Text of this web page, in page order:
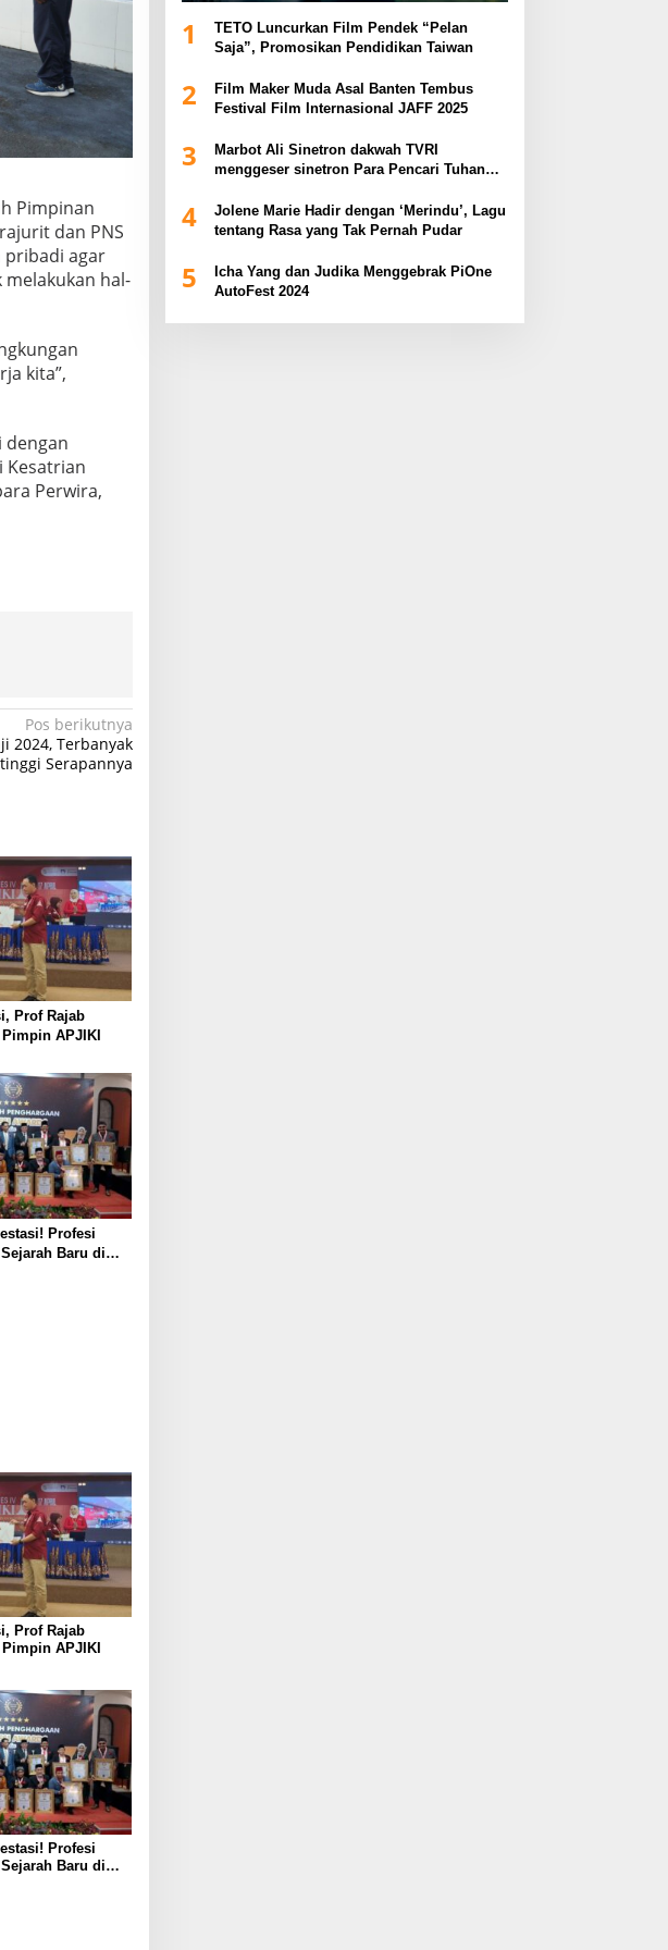
Pimpinan
dan PNS
pribadi agar
hal-
kita”,
dengan
Kesatrian
Perwira,
Pos berikutnya
2024, Terbanyak
Serapannya
Prof Rajab
APJIKI
Profesi
Baru di
Prof Rajab
APJIKI
Profesi
Baru di
1
TETO Luncurkan Film Pendek “Pelan
Saja”, Promosikan Pendidikan Taiwan
2
Film Maker Muda Asal Banten Tembus
Festival Film Internasional JAFF 2025
3
Marbot Ali Sinetron dakwah TVRI
menggeser sinetron Para Pencari Tuhan
4
Jolene Marie Hadir dengan ‘Merindu’, Lagu
tentang Rasa yang Tak Pernah Pudar
5
Icha Yang dan Judika Menggebrak PiOne
AutoFest 2024